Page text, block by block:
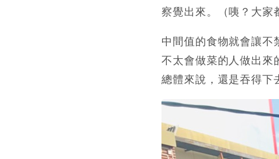
察覺出來。（咦？大家
中間值的食物就會讓
不太會做菜的人做出來
總體來說，還是吞得下